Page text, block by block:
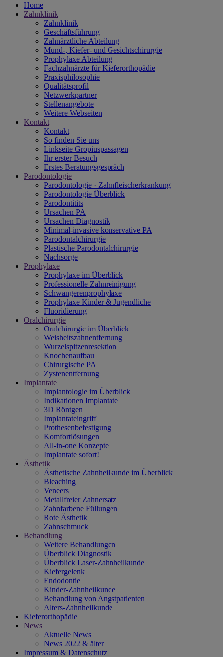
Home
Zahnklinik
Zahnklinik
Geschäftsführung
Zahnärztliche Abteilung
Mund-, Kiefer- und Gesichtschirurgie
Prophylaxe Abteilung
Fachzahnärzte für Kieferorthopädie
Praxisphilosophie
Qualitätsprofil
Netzwerkpartner
Stellenangebote
Weitere Webseiten
Kontakt
Kontakt
So finden Sie uns
Linkseite Gropiuspassagen
Ihr erster Besuch
Erstes Beratungsgespräch
Parodontologie
Parodontologie · Zahnfleischerkrankung
Parodontologie Überblick
Parodontitits
Ursachen PA
Ursachen Diagnostik
Minimal-invasive konservative PA
Parodontalchirurgie
Plastische Parodontalchirurgie
Nachsorge
Prophylaxe
Prophylaxe im Überblick
Professionelle Zahnreinigung
Schwangerenprophylaxe
Prophylaxe Kinder & Jugendliche
Fluoridierung
Oralchirurgie
Oralchirurgie im Überblick
Weisheitszahnentfernung
Wurzelspitzenresektion
Knochenaufbau
Chirurgische PA
Zystenentfernung
Implantate
Implantologie im Überblick
Indikationen Implantate
3D Röntgen
Implantateingriff
Prothesenbefestigung
Komfortlösungen
All-in-one Konzepte
Implantate sofort!
Ästhetik
Ästhetische Zahnheilkunde im Überblick
Bleaching
Veneers
Metallfreier Zahnersatz
Zahnfarbene Füllungen
Rote Ästhetik
Zahnschmuck
Behandlung
Weitere Behandlungen
Überblick Diagnostik
Überblick Laser-Zahnheilkunde
Kiefergelenk
Endodontie
Kinder-Zahnheilkunde
Behandlung von Angstpatienten
Alters-Zahnheilkunde
Kieferorthopädie
News
Aktuelle News
News 2022 & älter
Impressum & Datenschutz